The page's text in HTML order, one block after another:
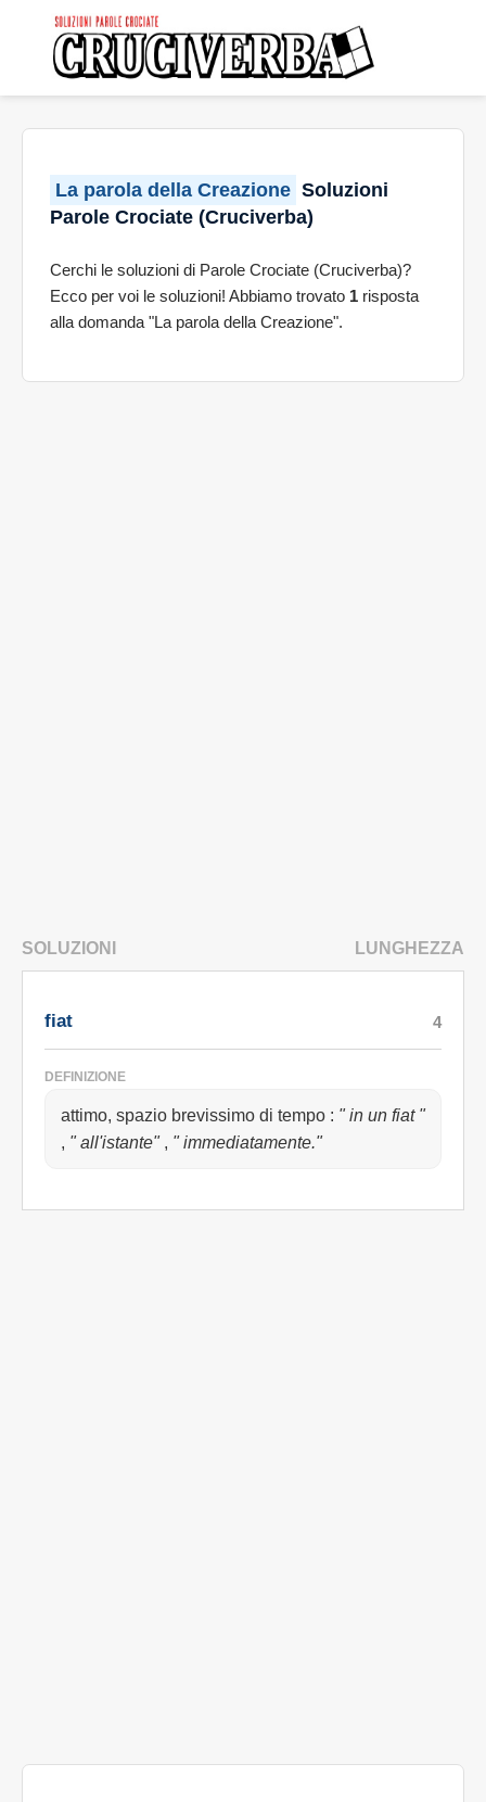
La parola della Creazione Soluzioni
Parole Crociate (Cruciverba)
Cerchi le soluzioni di Parole Crociate (Cruciverba)?
Ecco per voi le soluzioni! Abbiamo trovato 1 risposta
alla domanda "La parola della Creazione".
SOLUZIONI LUNGHEZZA
fiat
DEFINIZIONE
attimo, spazio brevissimo di tempo : " in un fiat "
, " all'istante" , " immediatamente."
4